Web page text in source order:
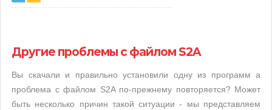
Другие проблемы с файлом S2A
Вы скачали и правильно установили одну из программ а
проблема с файлом S2A по-прежнему повторяется? Может
быть несколько причин такой ситуации - мы представляем